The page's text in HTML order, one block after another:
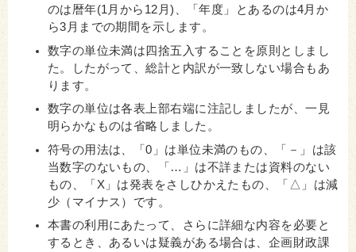
のは暦年(1月から12月)、「年度」とあるのは4月か
ら3月までの期間を示します。
数字の単位未満は四捨五入することを原則としまし
た。したがって、総計と内訳が一致しない場合もあ
ります。
数字の単位は各表上部右端に注記しましたが、一見
明らかなものは省略しました。
符号の用法は、「0」は単位未満のもの、「－」は該
当数字のないもの、「…」は不詳または資料のない
もの、「X」は発表をさしひかえたもの、「△」は減
少（マイナス）です。
本書の利用にあたって、さらに詳細な内容を必要と
するとき、あるいは疑義がある場合は、企画財政課